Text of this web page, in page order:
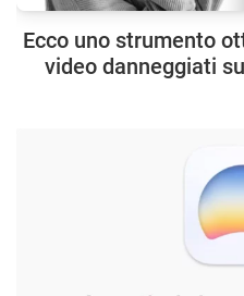
Ecco uno strumento
video danneggiati